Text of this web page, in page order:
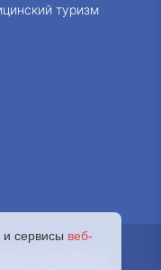
туризм
учреждение
и сервисы веб-